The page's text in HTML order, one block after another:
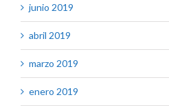
junio 2019
abril 2019
marzo 2019
enero 2019